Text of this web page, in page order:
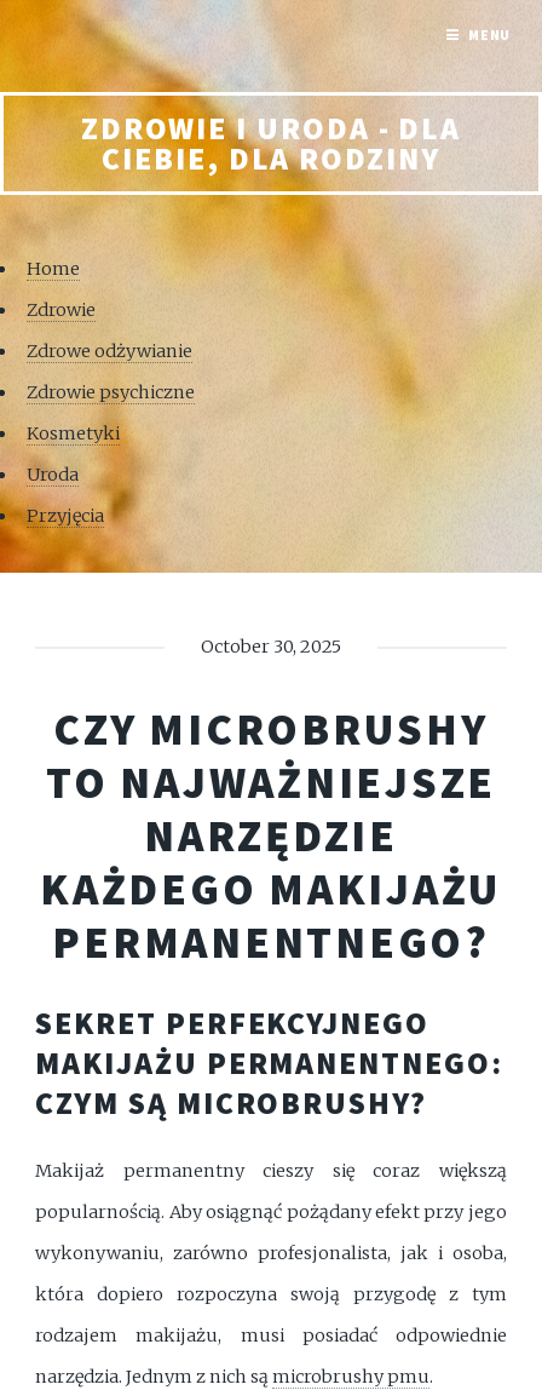
ZDROWIE I URODA - DLA
CIEBIE, DLA RODZINY
Home
Zdrowie
Zdrowe odżywianie
Zdrowie psychiczne
Kosmetyki
Uroda
Przyjęcia
October 30, 2025
CZY MICROBRUSHY
TO NAJWAŻNIEJSZE
NARZĘDZIE
KAŻDEGO MAKIJAŻU
PERMANENTNEGO?
SEKRET PERFEKCYJNEGO
MAKIJAŻU PERMANENTNEGO:
CZYM SĄ MICROBRUSHY?
Makijaż permanentny cieszy się coraz większą
popularnością. Aby osiągnąć pożądany efekt przy jego
wykonywaniu, zarówno profesjonalista, jak i osoba,
która dopiero rozpoczyna swoją przygodę z tym
rodzajem makijażu, musi posiadać odpowiednie
narzędzia. Jednym z nich sąmicrobrushy pmu.
MENU